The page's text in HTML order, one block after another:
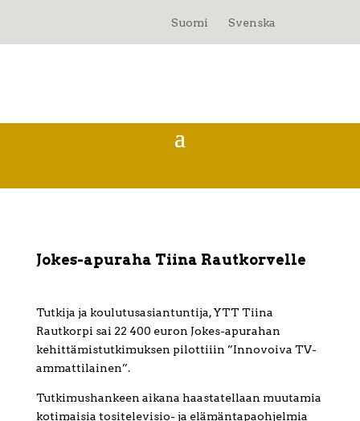
Suomi Svenska
Jokes-apuraha Tiina Rautkorvelle
Tutkija ja koulutusasiantuntija, YTT Tiina
Rautkorpi sai 22 400 euron Jokes-apurahan
kehittämistutkimuksen pilottiiin ”Innovoiva TV-
ammattilainen”.
Tutkimushankeen aikana haastatellaan muutamia
kotimaisia tositelevisio- ja elämäntapaohjelmia